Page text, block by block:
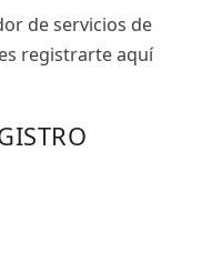
de servicios de
registrarte aquí